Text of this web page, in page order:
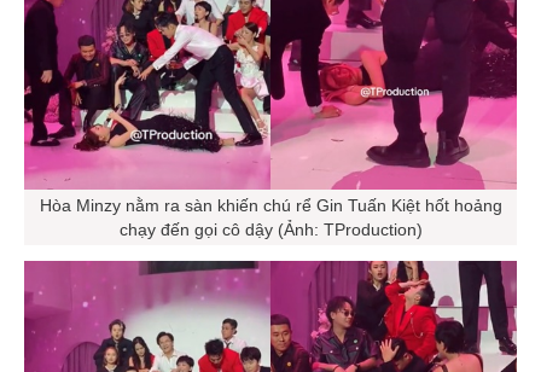
Hòa Minzy nằm ra sàn khiến chú rể Gin Tuấn Kiệt hốt hoảng
chạy đến gọi cô dậy (Ảnh: TProduction)